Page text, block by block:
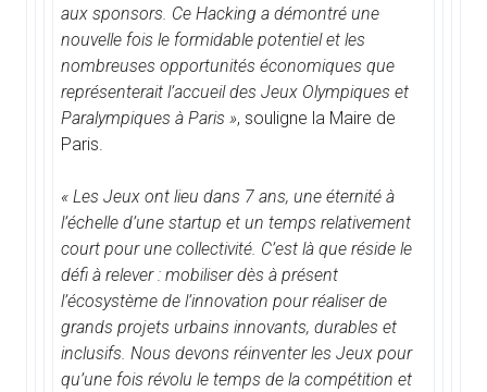
aux sponsors. Ce Hacking a démontré une
nouvelle fois le formidable potentiel et les
nombreuses opportunités économiques que
représenterait l’accueil des Jeux Olympiques et
Paralympiques à Paris », souligne la Maire de
Paris.
« Les Jeux ont lieu dans 7 ans, une éternité à
l’échelle d’une startup et un temps relativement
court pour une collectivité. C’est là que réside le
défi à relever : mobiliser dès à présent
l’écosystème de l’innovation pour réaliser de
grands projets urbains innovants, durables et
inclusifs. Nous devons réinventer les Jeux pour
qu’une fois révolu le temps de la compétition et